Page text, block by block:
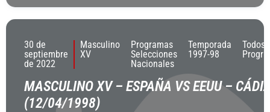
30 de
septiembre
de 2022
Masculino
XV
Programas
Selecciones
Nacionales
Temporada
1997-98
Todos
MASCULINO XV – ESPAÑA VS EEUU – CÁDIZ
(12/04/1998)